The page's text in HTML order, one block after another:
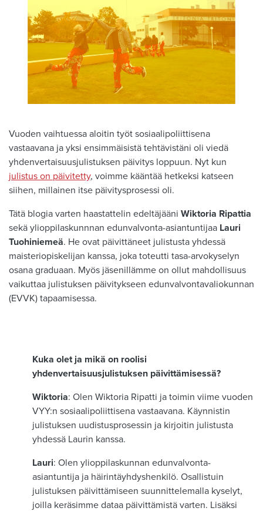
Vuoden vaihtuessa aloitin työt sosiaalipoliittisena
vastaavana ja yksi ensimmäisistä tehtävistäni oli viedä
yhdenvertaisuusjulistuksen päivitys loppuun. Nyt kun
julistus on päivitetty, voimme kääntää hetkeksi katseen
siihen, millainen itse päivitysprosessi oli.
Tätä blogia varten haastattelin edeltäjääni Wiktoria Ripattia
sekä ylioppilaskunnnan edunvalvonta-asiantuntijaa Lauri
Tuohiniemeä. He ovat päivittäneet julistusta yhdessä
maisteriopiskelijan kanssa, joka toteutti tasa-arvokyselyn
osana graduaan. Myös jäsenillämme on ollut mahdollisuus
vaikuttaa julistuksen päivitykseen edunvalvontavaliokunnan
(EVVK) tapaamisessa.
Kuka olet ja mikä on roolisi
yhdenvertaisuusjulistuksen päivittämisessä?
Wiktoria: Olen Wiktoria Ripatti ja toimin viime vuoden
VYY:n sosiaalipoliittisena vastaavana. Käynnistin
julistuksen uudistusprosessin ja kirjoitin julistusta
yhdessä Laurin kanssa.
Lauri: Olen ylioppilaskunnan edunvalvonta-
asiantuntija ja häirintäyhdyshenkilö. Osallistuin
julistuksen päivittämiseen suunnittelemalla kyselyt,
joilla keräsimme dataa päivittämistä varten. Lisäksi